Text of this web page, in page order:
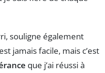
souligne également
jamais facile, mais c’est
que j’ai réussi à